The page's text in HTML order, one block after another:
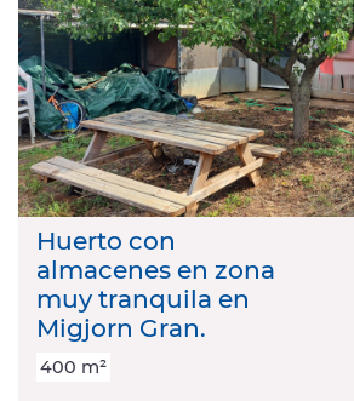
Huerto con
almacenes en zona
muy tranquila en
Migjorn Gran.
400 m²